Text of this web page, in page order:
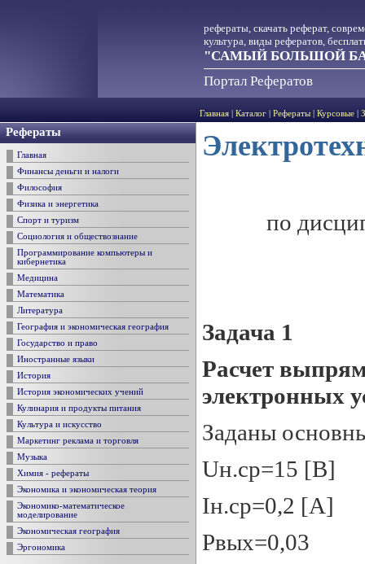
рефераты, скачать реферат,
культура, виды рефератов,
"САМЫЙ БОЛЬШОЙ
Портал Рефератов
Главная Каталог Рефераты Курсовые
Рефераты
Главная
Финансы деньги и налоги
Философия
Физика и энергетика
Спорт и туризм
Социология и обществознание
Программирование компьютеры и
кибернетика
Медицина
Математика
Литература
География и экономическая география
Государство и право
Иностранные языки
История
История экономических учений
Кулинария и продукты питания
Культура и искусство
Маркетинг реклама и торговля
Музыка
Химия - рефераты
Экономика и экономическая теория
Экономико-математическое
моделирование
Экономическая география
Эргономика
по
Задача 1
Расчет
электронных
Заданы
Uн.ср=15 [B]
Iн.ср=0,2 [A]
Pвых=0,03